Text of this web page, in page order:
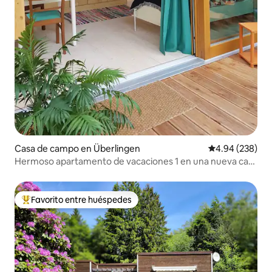
Casa de campo en Überlingen Calificación
4.94 (238)
Hermoso apartamento de vacaciones 1 en una nueva casa
De los mejores en Favorito entre huéspedes
Favorito entre huéspedes